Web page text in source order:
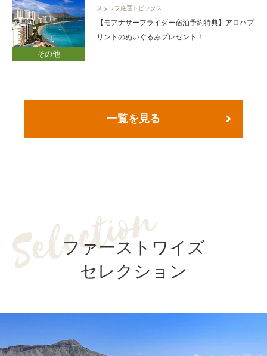
その他
スタッフ厳選トピックス
【モアナサーフライダー宿泊予約特典】アロハプ
リントのぬいぐるみプレゼント！
一覧を見る
ファーストワイズ
セレクション